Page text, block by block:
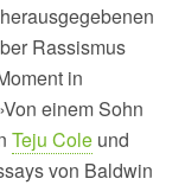
herausgegebenen
Rassismus
in
einem Sohn
Teju Cole und
von Baldwin